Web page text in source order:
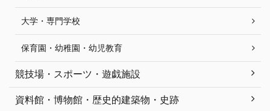
大学・専門学校
保育園・幼稚園・幼児教育
競技場・スポーツ・遊戯施設
資料館・博物館・歴史的建築物・史跡